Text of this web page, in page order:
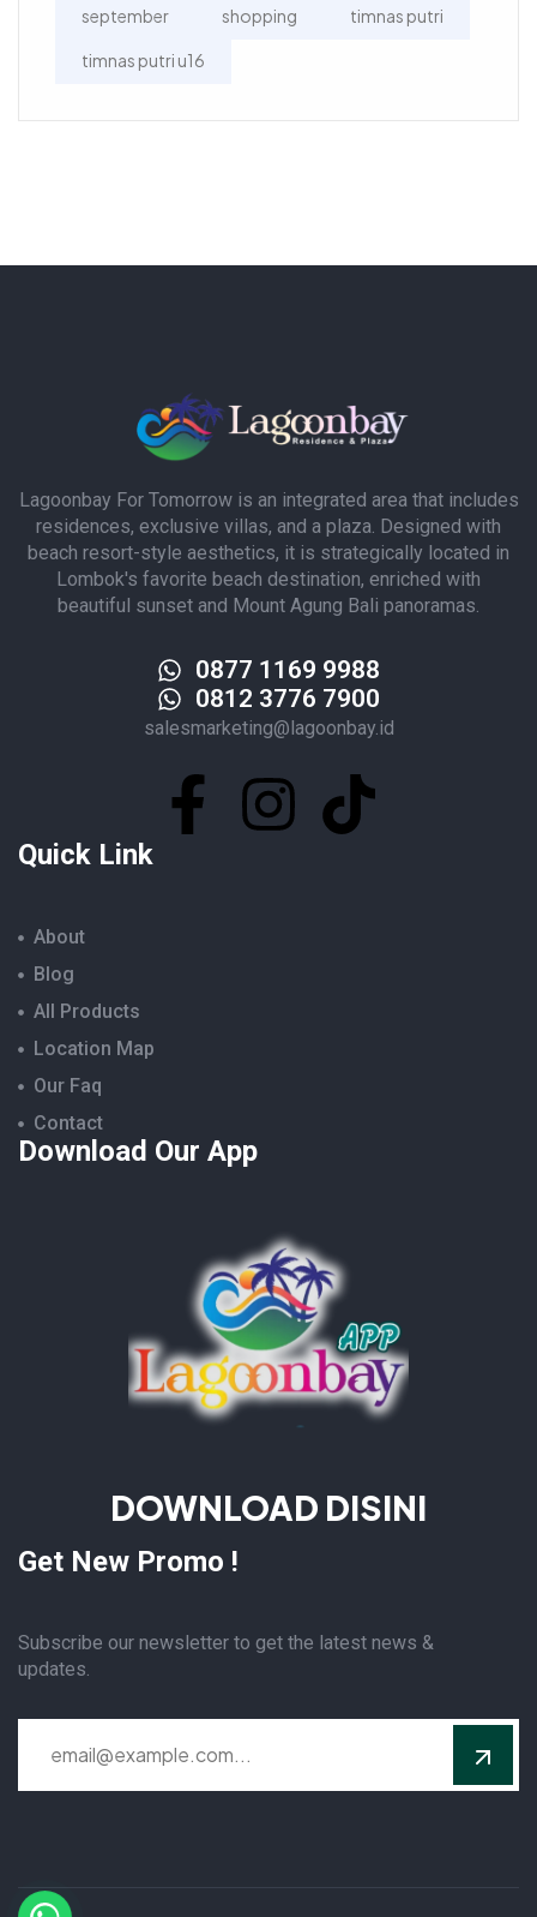
september shopping timnas putri
timnas putri u16
Lagoonbay For Tomorrow is an integrated area that includes
residences, exclusive villas, and a plaza. Designed with
beach resort-style aesthetics, it is strategically located in
Lombok's favorite beach destination, enriched with
beautiful sunset and Mount Agung Bali panoramas.
0877 1169 9988
0812 3776 7900
salesmarketing@lagoonbay.id
Quick Link
About
Blog
All Products
Location Map
Our Faq
Contact
Download Our App
DOWNLOAD DISINI
Get New Promo !
Subscribe our newsletter to get the latest news &
updates.